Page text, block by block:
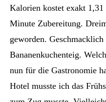
Kalorien kostet exakt
Minute Zubereitung.
geworden. Geschmacklich
Bananenkuchenteig.
nun für die Gastronomie
Hotel musste ich das